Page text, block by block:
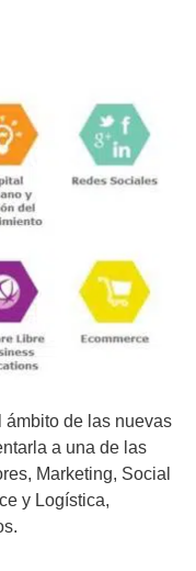
de las nuevas
a una de las
Marketing, Social
y Logística,